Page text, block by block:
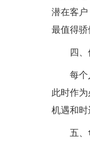
潜在客
最值得骄
四
每
此时作
机遇和
五、